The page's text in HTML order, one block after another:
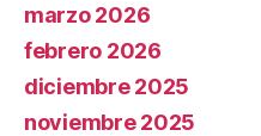
marzo 2026
febrero 2026
diciembre 2025
noviembre 2025